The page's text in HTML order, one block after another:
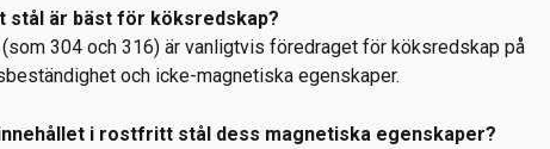
stål är bäst för köksredskap?
304 och 316) är vanligtvis föredraget för köksredskap på
och icke-magnetiska egenskaper.
i rostfritt stål dess magnetiska egenskaper?